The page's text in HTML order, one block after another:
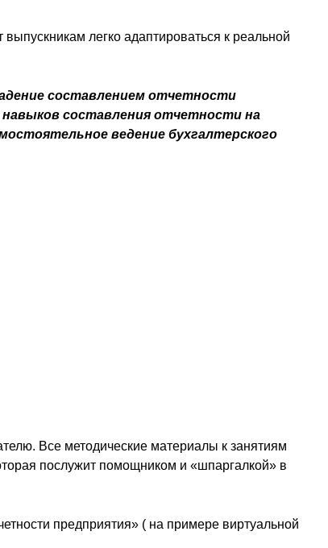
легко адаптироваться к реальной
составлением отчетности
навыков составления отчетности на
ведение бухгалтерского
Все методические материалы к занятиям
послужит помощником и «шпаргалкой» в
предприятия» ( на примере виртуальной